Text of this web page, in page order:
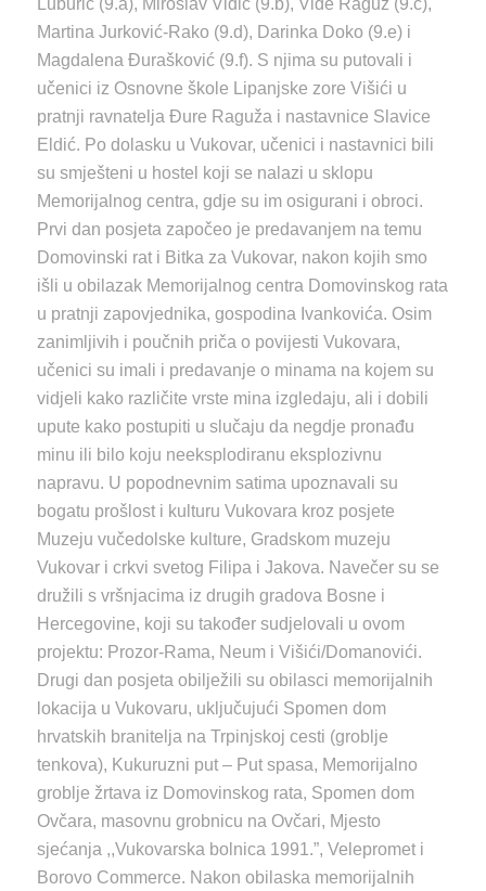
Martina Jurković-Rako (9.d), Darinka Doko (9.e) i
Magdalena Đurašković (9.f). S njima su putovali i
učenici iz Osnovne škole Lipanjske zore Višići u
pratnji ravnatelja Đure Raguža i nastavnice Slavice
Eldić. Po dolasku u Vukovar, učenici i nastavnici bili
su smješteni u hostel koji se nalazi u sklopu
Memorijalnog centra, gdje su im osigurani i obroci.
Prvi dan posjeta započeo je predavanjem na temu
Domovinski rat i Bitka za Vukovar, nakon kojih smo
išli u obilazak Memorijalnog centra Domovinskog rata
u pratnji zapovjednika, gospodina Ivankovića. Osim
zanimljivih i poučnih priča o povijesti Vukovara,
učenici su imali i predavanje o minama na kojem su
vidjeli kako različite vrste mina izgledaju, ali i dobili
upute kako postupiti u slučaju da negdje pronađu
minu ili bilo koju neeksplodiranu eksplozivnu
napravu. U popodnevnim satima upoznavali su
bogatu prošlost i kulturu Vukovara kroz posjete
Muzeju vučedolske kulture, Gradskom muzeju
Vukovar i crkvi svetog Filipa i Jakova. Navečer su se
družili s vršnjacima iz drugih gradova Bosne i
Hercegovine, koji su također sudjelovali u ovom
projektu: Prozor-Rama, Neum i Višići/Domanovići.
Drugi dan posjeta obilježili su obilasci memorijalnih
lokacija u Vukovaru, uključujući Spomen dom
hrvatskih branitelja na Trpinjskoj cesti (groblje
tenkova), Kukuruzni put – Put spasa, Memorijalno
groblje žrtava iz Domovinskog rata, Spomen dom
Ovčara, masovnu grobnicu na Ovčari, Mjesto
sjećanja ,,Vukovarska bolnica 1991.”, Velepromet i
Borovo Commerce. Nakon obilaska memorijalnih